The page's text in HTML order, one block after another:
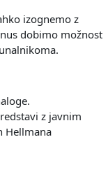
izognemo z
dobimo možnost
z javnim
Hellmana